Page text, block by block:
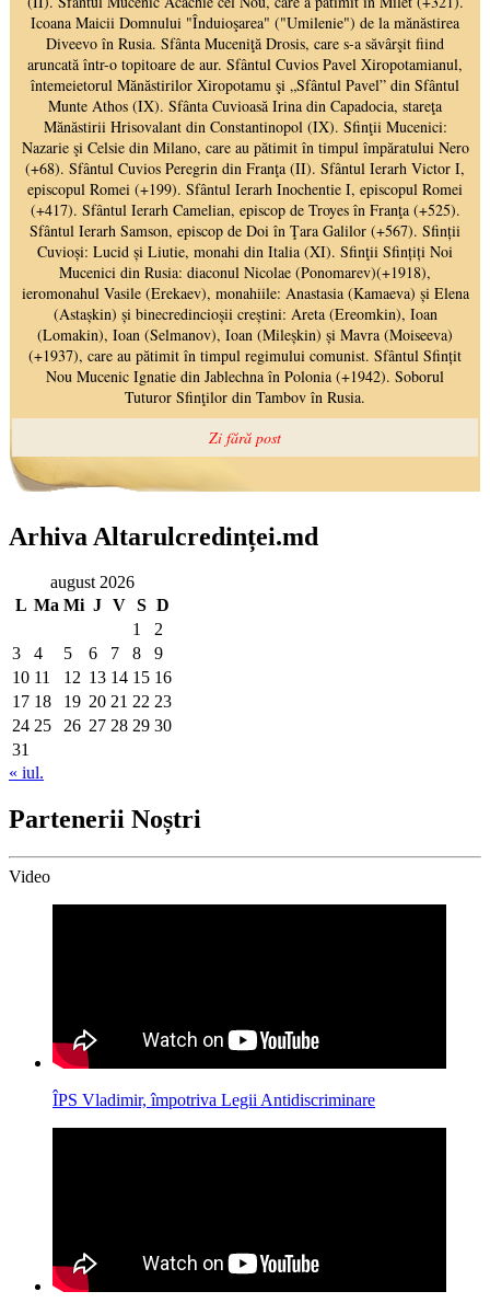
Arhiva Altarulcredinței.md
august 2026
L Ma Mi J V S D
1
2
3
4 5 6 7 8
9
10 11 12 13 14 15 16
17 18 19 20 21 22 23
24 25 26 27 28 29 30
31
« iul.
Partenerii Noștri
Video
ÎPS Vladimir, împotriva Legii Antidiscriminare